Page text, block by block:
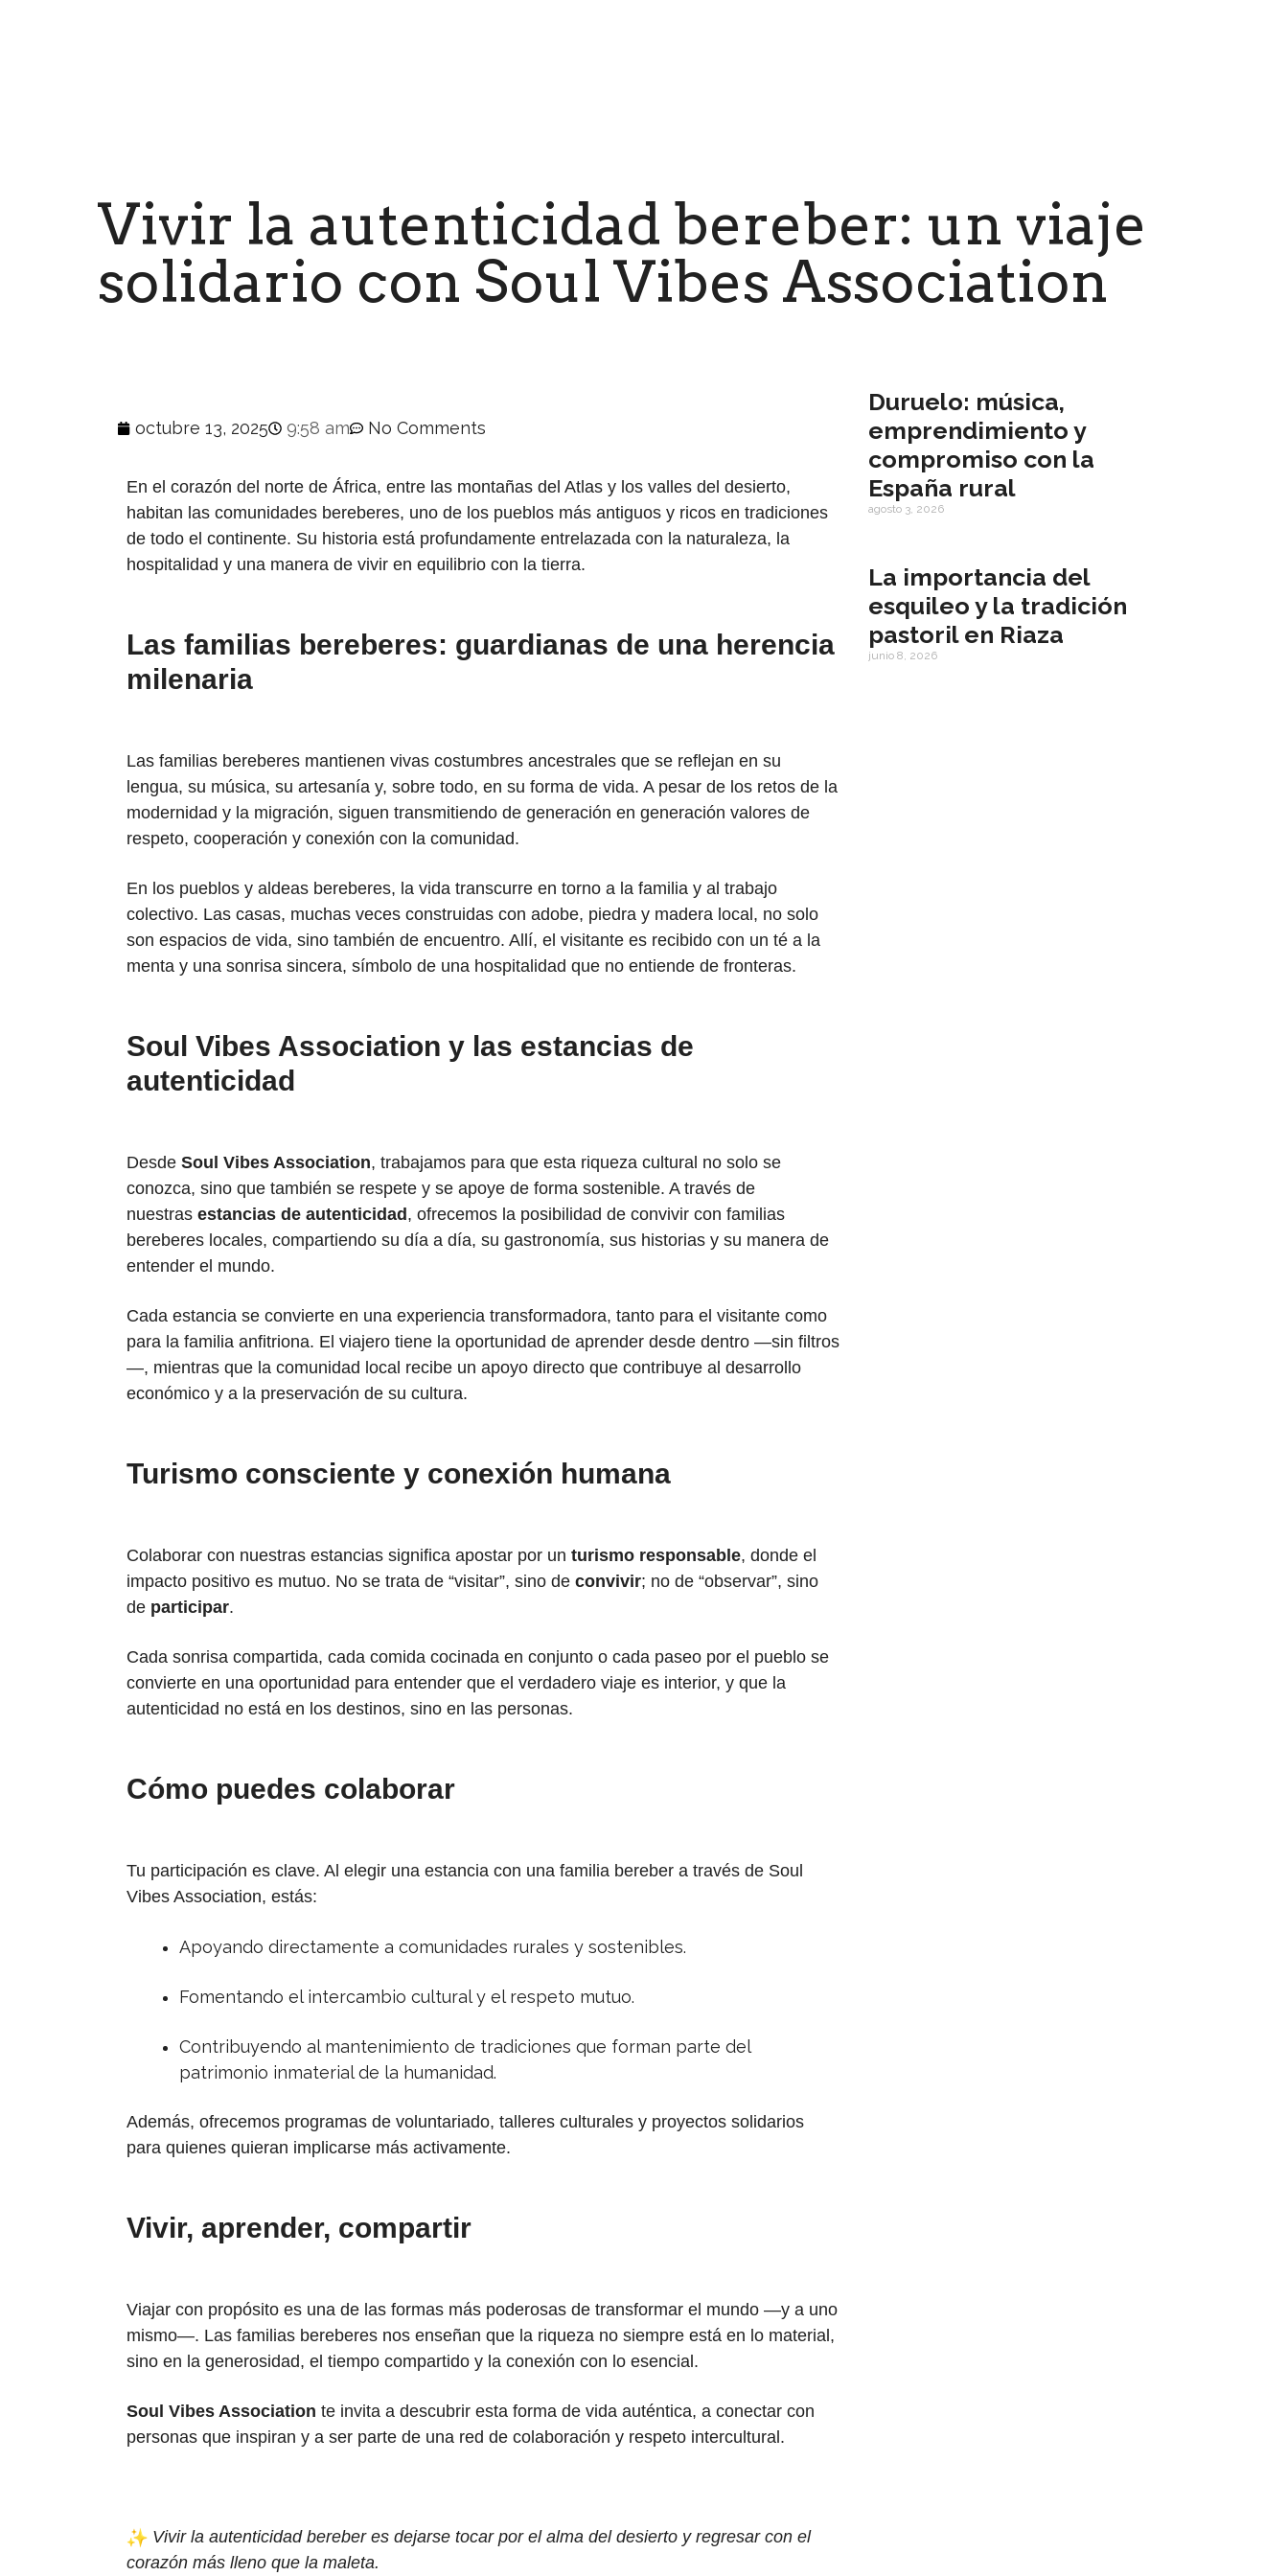
Vivir la autenticidad bereber: un viaje
solidario con Soul Vibes Association
octubre 13, 2025 9:58 am No Comments
En el corazón del norte de África, entre las montañas del Atlas y los valles del desierto,
habitan las comunidades bereberes, uno de los pueblos más antiguos y ricos en tradiciones
de todo el continente. Su historia está profundamente entrelazada con la naturaleza, la
hospitalidad y una manera de vivir en equilibrio con la tierra.
Las familias bereberes: guardianas de una herencia
milenaria
Las familias bereberes mantienen vivas costumbres ancestrales que se reflejan en su
lengua, su música, su artesanía y, sobre todo, en su forma de vida. A pesar de los retos de la
modernidad y la migración, siguen transmitiendo de generación en generación valores de
respeto, cooperación y conexión con la comunidad.
En los pueblos y aldeas bereberes, la vida transcurre en torno a la familia y al trabajo
colectivo. Las casas, muchas veces construidas con adobe, piedra y madera local, no solo
son espacios de vida, sino también de encuentro. Allí, el visitante es recibido con un té a la
menta y una sonrisa sincera, símbolo de una hospitalidad que no entiende de fronteras.
Soul Vibes Association y las estancias de
autenticidad
Desde Soul Vibes Association, trabajamos para que esta riqueza cultural no solo se
conozca, sino que también se respete y se apoye de forma sostenible. A través de
nuestras estancias de autenticidad , ofrecemos la posibilidad de convivir con familias
bereberes locales, compartiendo su día a día, su gastronomía, sus historias y su manera de
entender el mundo.
Cada estancia se convierte en una experiencia transformadora, tanto para el visitante como
para la familia anfitriona. El viajero tiene la oportunidad de aprender desde dentro —sin filtros
—, mientras que la comunidad local recibe un apoyo directo que contribuye al desarrollo
económico y a la preservación de su cultura.
Turismo consciente y conexión humana
Colaborar con nuestras estancias significa apostar por un turismo responsable, donde el
impacto positivo es mutuo. No se trata de “visitar”, sino de convivir; no de “observar”, sino
de participar.
Cada sonrisa compartida, cada comida cocinada en conjunto o cada paseo por el pueblo se
convierte en una oportunidad para entender que el verdadero viaje es interior, y que la
autenticidad no está en los destinos, sino en las personas.
Cómo puedes colaborar
Tu participación es clave. Al elegir una estancia con una familia bereber a través de Soul
Vibes Association, estás:
Apoyando directamente a comunidades rurales y sostenibles.
Fomentando el intercambio cultural y el respeto mutuo.
Contribuyendo al mantenimiento de tradiciones que forman parte del
patrimonio inmaterial de la humanidad.
Además, ofrecemos programas de voluntariado, talleres culturales y proyectos solidarios
para quienes quieran implicarse más activamente.
Vivir, aprender, compartir
Viajar con propósito es una de las formas más poderosas de transformar el mundo —y a uno
mismo—. Las familias bereberes nos enseñan que la riqueza no siempre está en lo material,
sino en la generosidad, el tiempo compartido y la conexión con lo esencial.
Soul Vibes Association te invita a descubrir esta forma de vida auténtica, a conectar con
personas que inspiran y a ser parte de una red de colaboración y respeto intercultural.
Vivir la autenticidad bereber es dejarse tocar por el alma del desierto y regresar con el
corazón más lleno que la maleta.
Duruelo: música,
emprendimiento y
compromiso con la
España rural
agosto 3, 2026
La importancia del
esquileo y la tradición
pastoril en Riaza
junio 8, 2026